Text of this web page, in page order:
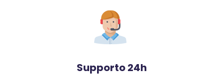
Supporto 24h